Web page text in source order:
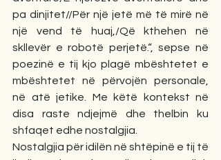
pa dinjitet//Për një jetë më të mirë në
një vend të huaj,/Që kthehen në
skllevër e robotë perjetë.“, sepse në
poezinë e tij kjo plagë mbështetet e
mbështetet në përvojën personale,
në atë jetike. Me këtë kontekst në
disa raste ndjejmë dhe thelbin ku
shfaqet edhe nostalgjia.
Nostalgjia për idilën në shtëpinë e tij të